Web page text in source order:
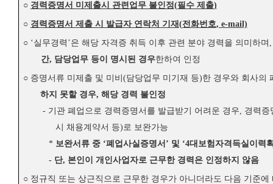
○ 경력증명서 미제출시 관련업무 불인정(필수 제출)
○ 경력증명서 제출 시 발급자 연락처 기재 (전화번호, e-mail)
○ ‘실무경력 ’은 해당 자격증 취득 이후 관련 분야 경력을 의미하며
간, 담당업무 등이 명시된 경우한하여 인정
○ 증명서류 미제출 및 미비 (담당업무 미기재 등)한 경우와 회사의
하지 못할 경우, 해당 경력 불인정
- 기관 폐업으로 경력증명서를 발급받기 어려운 경우, 경력증
시 채용계약서 등)로 보완가능
* 보완서류 중 ‘폐업사실증명서 ’ 및 ‘4대보험자격득실이력
- 단, 본인이 개인사업자로 근무한 경력은 인정하지 않음
○ 정규직 또는 상근직으로 근무한 경우가 아니더라도 다음 기준